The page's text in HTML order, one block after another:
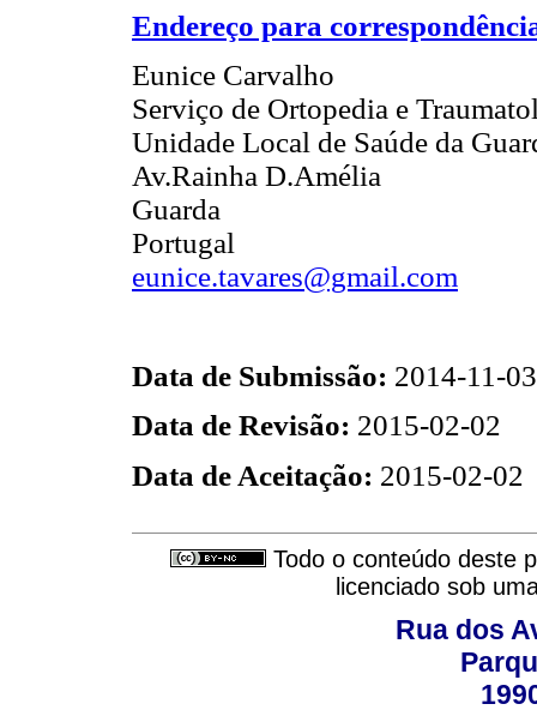
Endereço para
Eunice Carvalho
Serviço de Ortopedia e
Unidade Local de Saúde da
Av.Rainha D.Amélia
Guarda
Portugal
eunice.tavares@gmail.com
Data de Submissão: 2014-11-03
Data de Revisão: 2015-02-02
Data de Aceitação: 2015-02-02
Todo o conteúdo deste
licenciado sob
Rua dos